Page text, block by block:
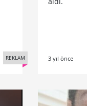
REKLAM 3 yıl önce